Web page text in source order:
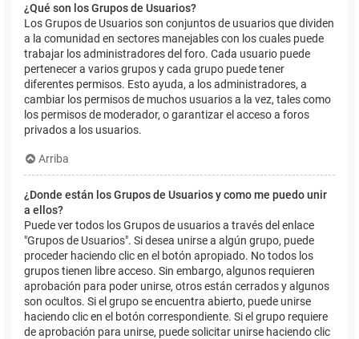
¿Qué son los Grupos de Usuarios?
Los Grupos de Usuarios son conjuntos de usuarios que dividen
a la comunidad en sectores manejables con los cuales puede
trabajar los administradores del foro. Cada usuario puede
pertenecer a varios grupos y cada grupo puede tener
diferentes permisos. Esto ayuda, a los administradores, a
cambiar los permisos de muchos usuarios a la vez, tales como
los permisos de moderador, o garantizar el acceso a foros
privados a los usuarios.
Arriba
¿Donde están los Grupos de Usuarios y como me puedo unir
a ellos?
Puede ver todos los Grupos de usuarios a través del enlace
"Grupos de Usuarios". Si desea unirse a algún grupo, puede
proceder haciendo clic en el botón apropiado. No todos los
grupos tienen libre acceso. Sin embargo, algunos requieren
aprobación para poder unirse, otros están cerrados y algunos
son ocultos. Si el grupo se encuentra abierto, puede unirse
haciendo clic en el botón correspondiente. Si el grupo requiere
de aprobación para unirse, puede solicitar unirse haciendo clic